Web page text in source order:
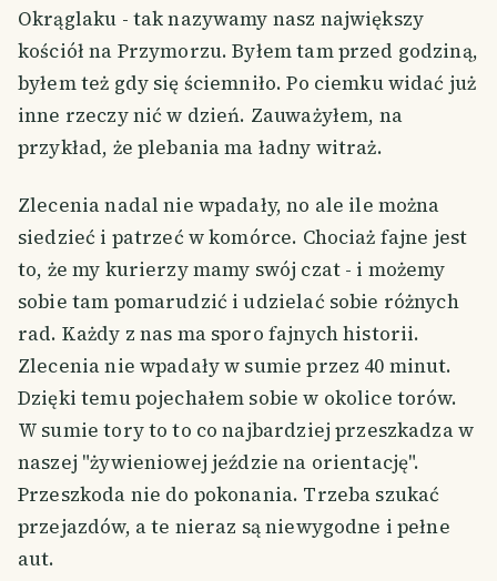
Okrąglaku - tak nazywamy nasz największy
kościół na Przymorzu. Byłem tam przed godziną,
byłem też gdy się ściemniło. Po ciemku widać już
inne rzeczy nić w dzień. Zauważyłem, na
przykład, że plebania ma ładny witraż.
Zlecenia nadal nie wpadały, no ale ile można
siedzieć i patrzeć w komórce. Chociaż fajne jest
to, że my kurierzy mamy swój czat - i możemy
sobie tam pomarudzić i udzielać sobie różnych
rad. Każdy z nas ma sporo fajnych historii.
Zlecenia nie wpadały w sumie przez 40 minut.
Dzięki temu pojechałem sobie w okolice torów.
W sumie tory to to co najbardziej przeszkadza w
naszej "żywieniowej jeździe na orientację".
Przeszkoda nie do pokonania. Trzeba szukać
przejazdów, a te nieraz są niewygodne i pełne
aut.